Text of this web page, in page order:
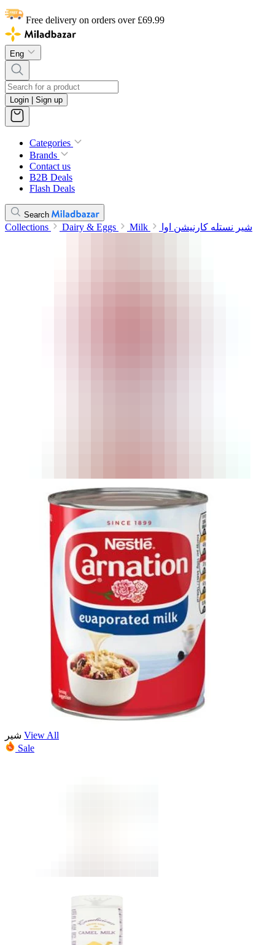
Free delivery on orders over £69.99
Eng
Login | Sign up
Categories
Brands
Contact us
B2B Deals
Flash Deals
Search
Collections Dairy & Eggs Milk شیر نستله کارنیشن اوا
شیر View All
Sale